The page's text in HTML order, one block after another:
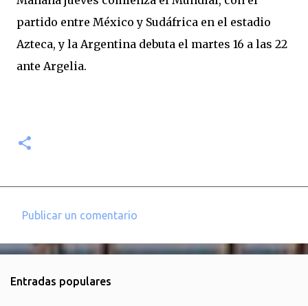
partido entre México y Sudáfrica en el estadio
Azteca, y la Argentina debuta el martes 16 a las 22
ante Argelia.
o
e
Publicar un comentario
Entradas populares